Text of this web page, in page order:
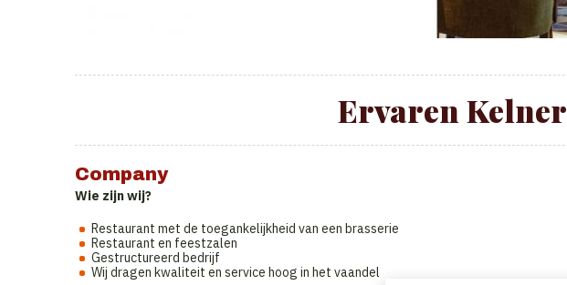
Ervaren Kelner
Company
Wie zijn wij?
Restaurant met de toegankelijkheid van een brasserie
Restaurant en feestzalen
Gestructureerd bedrijf
Wij dragen kwaliteit en service hoog in het vaandel